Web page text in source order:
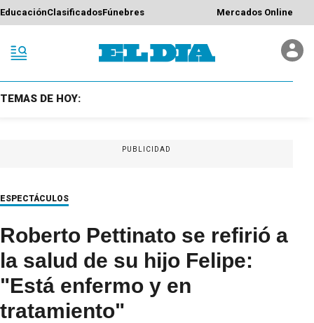
EducaciónClasificadosFúnebres Mercados Online
TEMAS DE HOY:
PUBLICIDAD
ESPECTÁCULOS
Roberto Pettinato se refirió a
la salud de su hijo Felipe:
"Está enfermo y en
tratamiento"